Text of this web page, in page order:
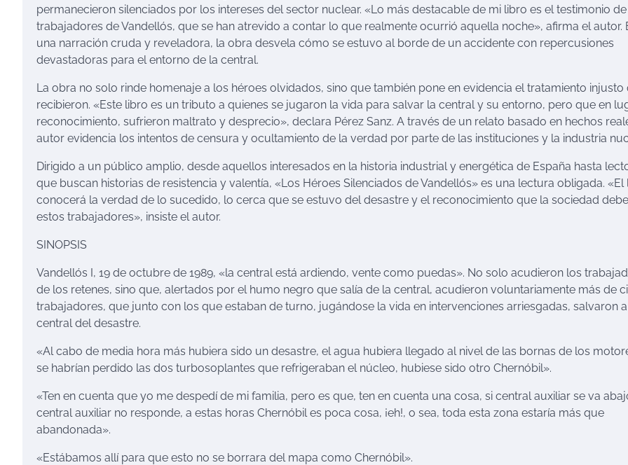
permanecieron silenciados por los intereses del sector nuclear. «Lo más destacable de mi libro es el testimonio
trabajadores de Vandellós, que se han atrevido a contar lo que realmente ocurrió aquella noche», afirma el autor.
una narración cruda y reveladora, la obra desvela cómo se estuvo al borde de un accidente con repercusiones
devastadoras para el entorno de la central.
La obra no solo rinde homenaje a los héroes olvidados, sino que también pone en evidencia el tratamiento injusto
recibieron. «Este libro es un tributo a quienes se jugaron la vida para salvar la central y su entorno, pero que en
reconocimiento, sufrieron maltrato y desprecio», declara Pérez Sanz. A través de un relato basado en hechos
autor evidencia los intentos de censura y ocultamiento de la verdad por parte de las instituciones y la industria
Dirigido a un público amplio, desde aquellos interesados en la historia industrial y energética de España hasta
que buscan historias de resistencia y valentía, «Los Héroes Silenciados de Vandellós» es una lectura obligada.
conocerá la verdad de lo sucedido, lo cerca que se estuvo del desastre y el reconocimiento que la sociedad
estos trabajadores», insiste el autor.
SINOPSIS
Vandellós I, 19 de octubre de 1989, «la central está ardiendo, vente como puedas». No solo acudieron los
de los retenes, sino que, alertados por el humo negro que salía de la central, acudieron voluntariamente más de
trabajadores, que junto con los que estaban de turno, jugándose la vida en intervenciones arriesgadas, salvaron
central del desastre.
«Al cabo de media hora más hubiera sido un desastre, el agua hubiera llegado al nivel de las bornas de los
se habrían perdido las dos turbosoplantes que refrigeraban el núcleo, hubiese sido otro Chernóbil».
«Ten en cuenta que yo me despedí de mi familia, pero es que, ten en cuenta una cosa, si central auxiliar se va
central auxiliar no responde, a estas horas Chernóbil es poca cosa, ¡eh!, o sea, toda esta zona estaría más que
abandonada».
«Estábamos allí para que esto no se borrara del mapa como Chernóbil».